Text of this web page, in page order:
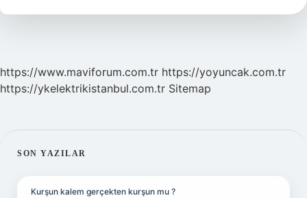
https://www.maviforum.com.tr https://yoyuncak.com.tr
https://ykelektrikistanbul.com.tr Sitemap
SIDEBAR
SON YAZILAR
Kurşun kalem gerçekten kurşun mu ?